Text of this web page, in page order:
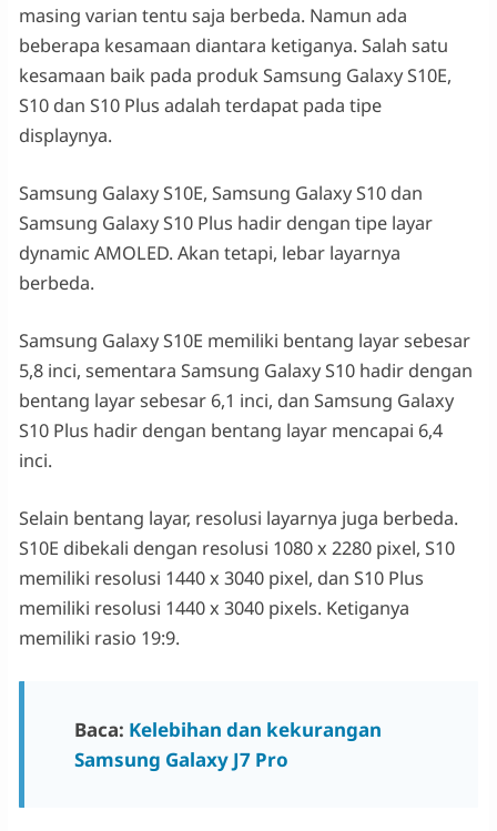
masing varian tentu saja berbeda. Namun ada
beberapa kesamaan diantara ketiganya. Salah satu
kesamaan baik pada produk Samsung Galaxy S10E,
S10 dan S10 Plus adalah terdapat pada tipe
displaynya.
Samsung Galaxy S10E, Samsung Galaxy S10 dan
Samsung Galaxy S10 Plus hadir dengan tipe layar
dynamic AMOLED. Akan tetapi, lebar layarnya
berbeda.
Samsung Galaxy S10E memiliki bentang layar sebesar
5,8 inci, sementara Samsung Galaxy S10 hadir dengan
bentang layar sebesar 6,1 inci, dan Samsung Galaxy
S10 Plus hadir dengan bentang layar mencapai 6,4
inci.
Selain bentang layar, resolusi layarnya juga berbeda.
S10E dibekali dengan resolusi 1080 x 2280 pixel, S10
memiliki resolusi 1440 x 3040 pixel, dan S10 Plus
memiliki resolusi 1440 x 3040 pixels. Ketiganya
memiliki rasio 19:9.
Baca: Kelebihan dan kekurangan
Samsung Galaxy J7 Pro